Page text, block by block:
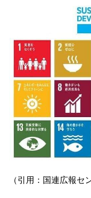
（引用：国連広報セ